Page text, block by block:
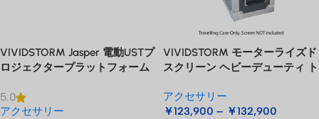
VIVIDSTORM Jasper 電動USTプ
ロジェクタープラットフォーム
5.0
アクセサリー
VIVIDSTORM モーターライズド
スクリーン ヘビーデューティ ト
アクセサリー
￥123,900 – ￥132,900